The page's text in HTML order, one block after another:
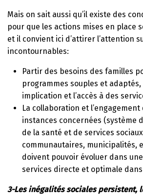
Mais on sait aussi qu’il existe des
pour que les actions mises en place
et il convient ici d’attirer l’attention
incontournables:
Partir des besoins des familles
programmes souples et
implication et l’accès à des
La collaboration et
instances concernées (système
de la santé et de services
communautaires, municipalités,
doivent pouvoir évoluer dans
services directe et optimale
3-Les inégalités sociales persistent,